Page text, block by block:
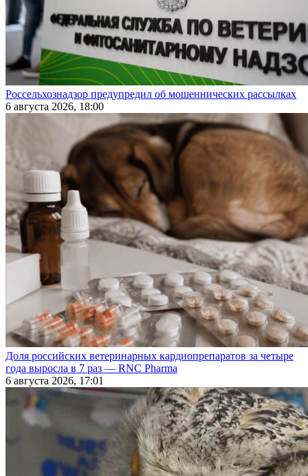
Россельхознадзор предупредил об мошеннических рассылках
6 августа 2026, 18:00
Доля российских ветеринарных кардиопрепаратов за четыре
года выросла в 7 раз — RNC Pharma
6 августа 2026, 17:01